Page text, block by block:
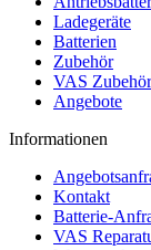
Ladegeräte
Batterien
Zubehör
VAS Zubehör
Angebote
Informationen
Kontakt
Batterie-
VAS